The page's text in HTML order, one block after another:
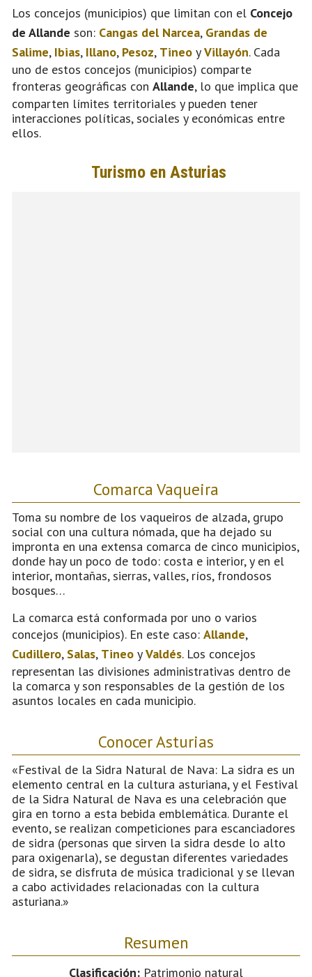
Los concejos (municipios) que limitan con el Concejo
de Allande son: Cangas del Narcea, Grandas de
Salime, Ibias, Illano, Pesoz, Tineo yVillayón. Cada
uno de estos concejos (municipios) comparte
fronteras geográficas con Allande, lo que implica que
comparten límites territoriales y pueden tener
interacciones políticas, sociales y económicas entre
ellos.
Comarca Vaqueira
Toma su nombre de los vaqueiros de alzada, grupo
social con una cultura nómada, que ha dejado su
impronta en una extensa comarca de cinco municipios,
donde hay un poco de todo: costa e interior, y en el
interior, montañas, sierras, valles, ríos, frondosos
bosques…
La comarca está conformada por uno o varios
concejos (municipios). En este caso: Allande,
Cudillero, Salas, Tineo yValdés. Los concejos
representan las divisiones administrativas dentro de
la comarca y son responsables de la gestión de los
asuntos locales en cada municipio.
Conocer Asturias
«Festival de la Sidra Natural de Nava: La sidra es un
elemento central en la cultura asturiana, y el Festival
de la Sidra Natural de Nava es una celebración que
gira en torno a esta bebida emblemática. Durante el
evento, se realizan competiciones para escanciadores
de sidra (personas que sirven la sidra desde lo alto
para oxigenarla), se degustan diferentes variedades
de sidra, se disfruta de música tradicional y se llevan
a cabo actividades relacionadas con la cultura
asturiana.»
Resumen
Clasificación: Patrimonio natural